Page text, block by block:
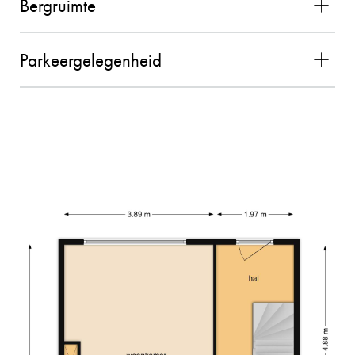
Bergruimte
Parkeergelegenheid
De contacten met Charles liepen zeer goed. Hij
MEVROUW MEULENDIJKS
De verkoop van onze woning door Charles
verliep geweldig! We hebben ervaren dat
Charles kundig is, persoonlijke contact